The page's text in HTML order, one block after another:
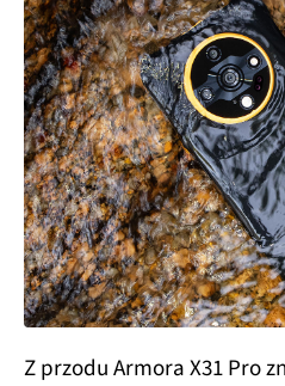
Z przodu Armora X31 Pro